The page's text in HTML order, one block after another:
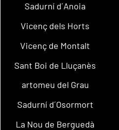
Sadurní d´Anoia
Vicenç dels Horts
Vicenç de Montalt
Sant Boi de Lluçanès
artomeu del Grau
Sadurní d´Osormort
La Nou de Berguedà